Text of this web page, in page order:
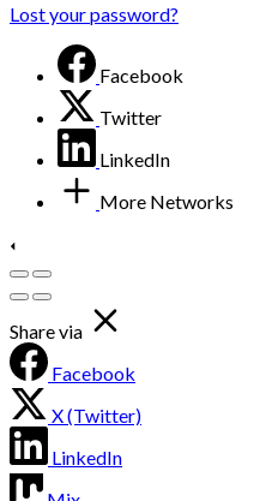
Lost your password?
Facebook
Twitter
LinkedIn
More Networks
Share via
Facebook
X (Twitter)
LinkedIn